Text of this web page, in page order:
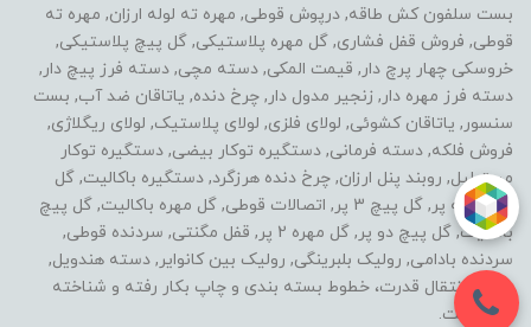
بست سلفون کش طاقه, درپوش قوطی, مهره ته لوله ارزان, مهره ته
قوطی, فروش قفل فشاری, گل مهره پلاستیکی, گل پیچ پلاستیکی,
خروسکی چهار پرچ دار, قیمت المکی, دسته مچی, دسته فرز پیچ دار,
دسته فرز مهره دار, زنجیر مدول دار, چرخ دنده, یاتاقان ضد آب, بست
سنسور, یاتاقان کشوئی, لولای فلزی, لولای پلاستیک, لولای ریگلاژی,
فروش فلکه, دسته فرمانی, دستگیره توکار بیضی, دستگیره توکار
مستطیل, روبند پنل ارزان, چرخ دنده هرزگرد, دستگیره باکالیت, گل
مهره سه پر, گل پیچ 3 پر, اتصالات قوطی, گل مهره باکالیت, گل پیچ
باکالیت, گل پیچ دو پر, گل مهره 2 پر, قفل مگنتی, سردنده قوطی,
سردنده بادامی, رولیک بلبرینگی, رولیک بین کانوایر, دسته هندویل,
خطوط انتقال قدرت، خطوط بسته بندی و چاپ بکار رفته و شناخته
شده است.